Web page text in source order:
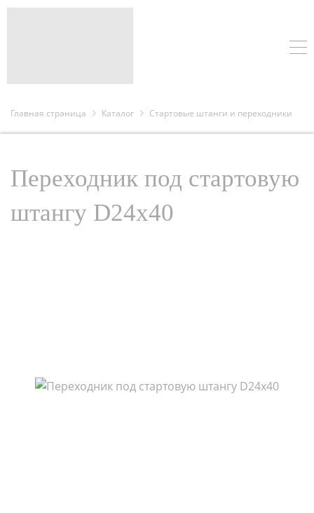
Главная страница Каталог Стартовые штанги и переходники
Переходник под стартовую
штангу D24x40